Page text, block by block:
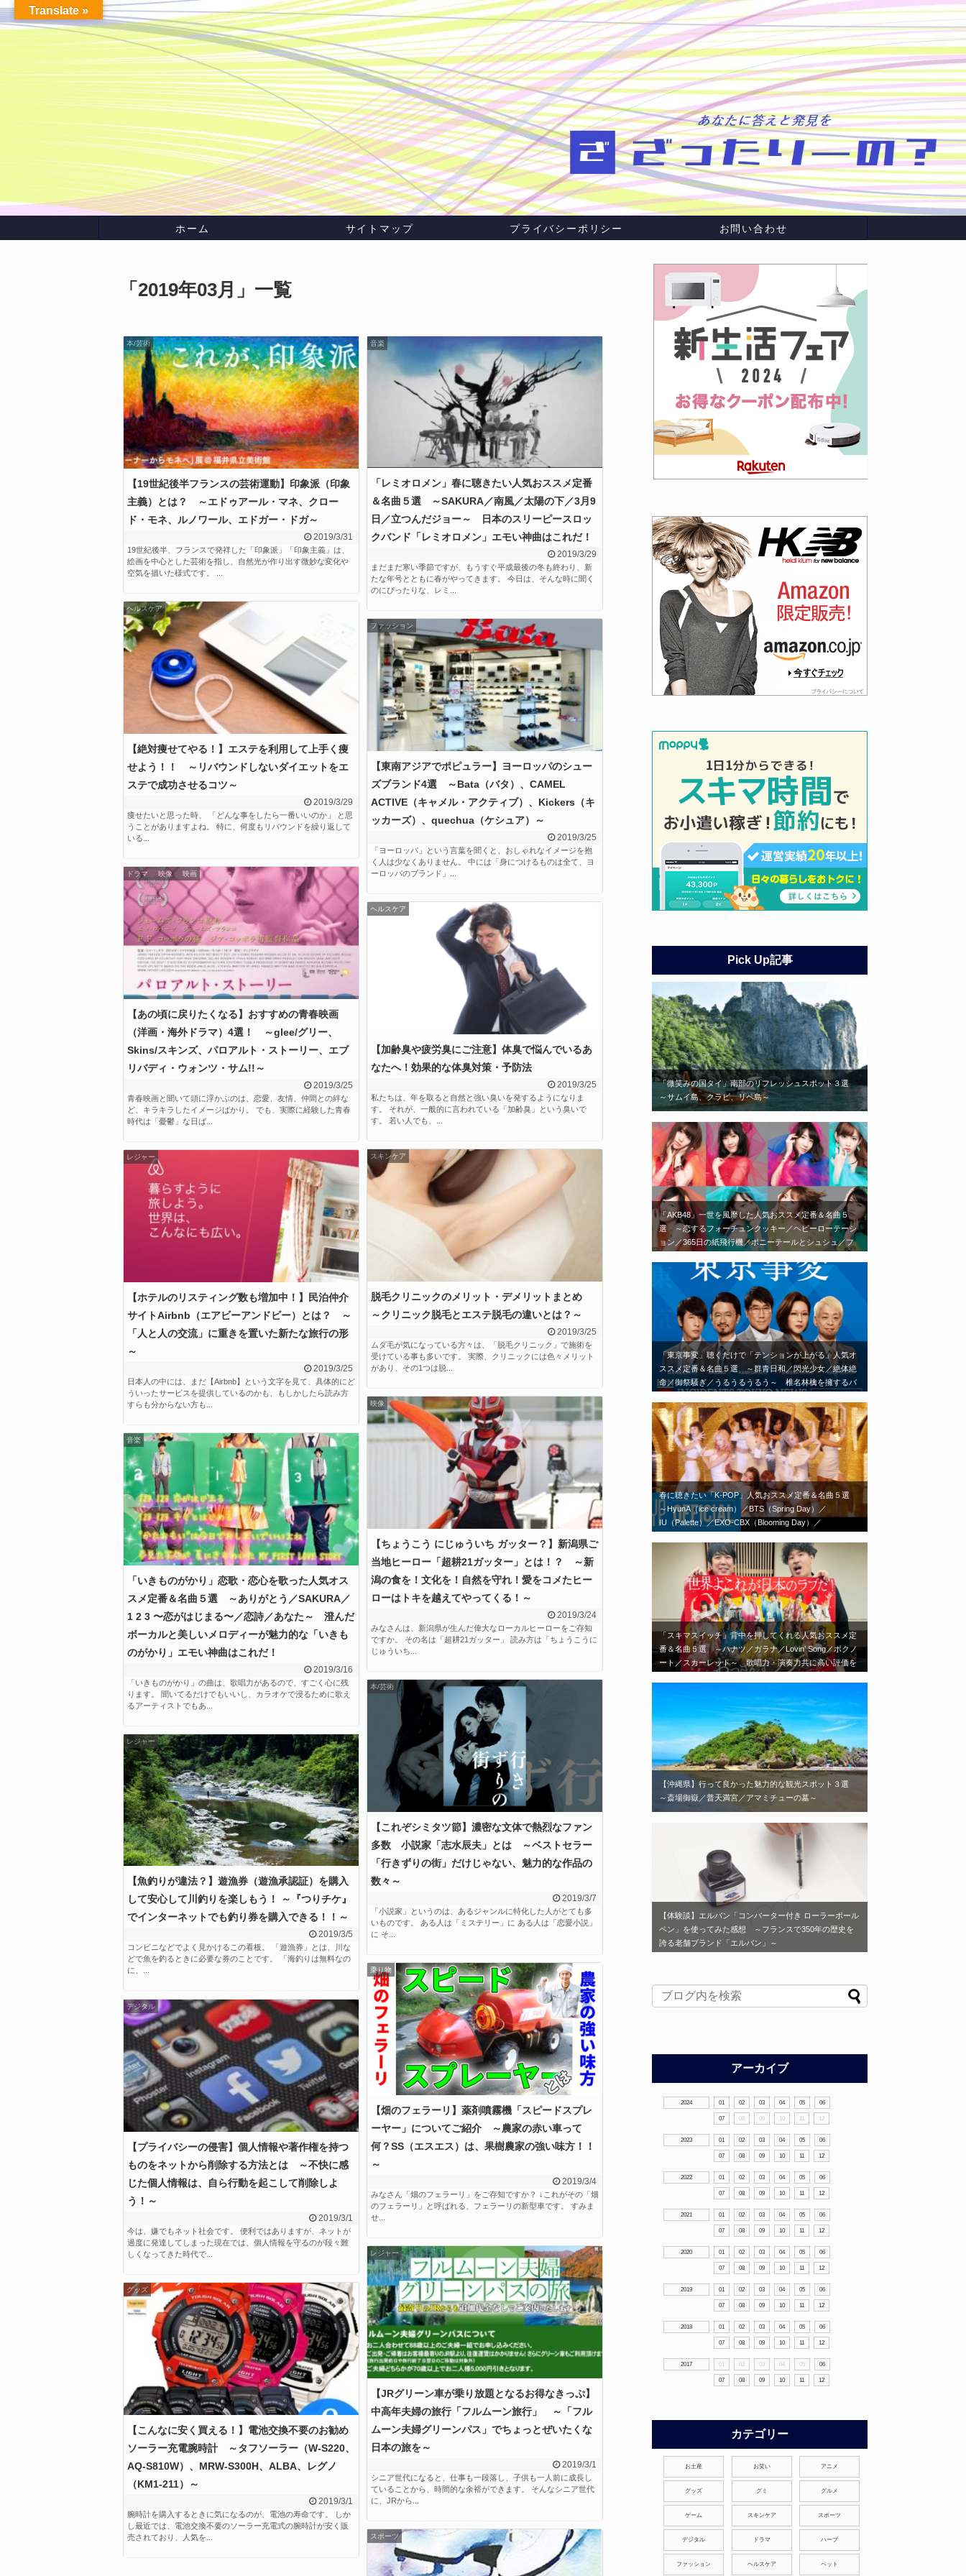
ホーム サイトマップ プライバシーポリシー お問い合わせ
「 2019年03月 」 一覧
【19世紀後半フランスの芸術運動】印象派（印象
主義）とは？ ～エドゥアール・マネ、クロー
ド・モネ、ルノワール、エドガー・ドガ～
2019/3/31
本/芸術
19世紀後半、フランスで発祥した「印象派」「印象主義」は、
絵画を中心とした芸術を指し、自然光が作り出す微妙な変化や
空気を描いた様式です。 ...
「レミオロメン」春に聴きたい人気おススメ定番
＆名曲５選 ～SAKURA／南風／太陽の下／3月9
日／立つんだジョー～ 日本のスリーピースロッ
クバンド「レミオロメン」エモい神曲はこれだ！
2019/3/29
音楽
まだまだ寒い季節ですが、もうすぐ平成最後の冬も終わり、新
たな年号とともに春がやってきます。 今日は、そんな時に聞く
のにぴったりな、レミ...
【絶対痩せてやる！】エステを利用して上手く痩
せよう！！ ～リバウンドしないダイエットをエ
ステで成功させるコツ～
2019/3/29
ヘルスケア
痩せたいと思った時、 「どんな事をしたら一番いいのか」 と思
うことがありますよね。 特に、何度もリバウンドを繰り返して
いる...
【東南アジアでポピュラー】ヨーロッパのシュー
ズブランド4選 ～Bata（バタ）、CAMEL
ACTIVE（キャメル・アクティブ）、Kickers（キ
ッカーズ）、quechua（ケシュア）～
2019/3/25
ファッション
「ヨーロッパ」という言葉を聞くと、おしゃれなイメージを抱
く人は少なくありません。 中には「身につけるものは全て、ヨ
ーロッパのブランド」...
【あの頃に戻りたくなる】おすすめの青春映画
（洋画・海外ドラマ）4選！ ～glee/グリー、
Skins/スキンズ、パロアルト・ストーリー、エブ
リバディ・ウォンツ・サム!!～
2019/3/25
ドラマ 映像 , 映画
青春映画と聞いて頭に浮かぶのは、恋愛、友情、仲間との絆な
ど、キラキラしたイメージばかり。 でも、実際に経験した青春
時代は「憂鬱」な日ば...
【加齢臭や疲労臭にご注意】体臭で悩んでいるあ
なたへ！効果的な体臭対策・予防法
2019/3/25
ヘルスケア
私たちは、年を取ると自然と強い臭いを発するようになりま
す。 それが、一般的に言われている「加齢臭」という臭いで
す。 若い人でも、...
脱毛クリニックのメリット・デメリットまとめ
～クリニック脱毛とエステ脱毛の違いとは？～
2019/3/25
スキンケア
ムダ毛が気になっている方々は、「脱毛クリニック」で施術を
受けている事も多いです。 実際、クリニックには色々メリット
があり、その1つは脱...
【ホテルのリスティング数も増加中！】民泊仲介
サイトAirbnb（エアビーアンドビー）とは？ ～
「人と人の交流」に重きを置いた新たな旅行の形
～
2019/3/25
レジャー
日本人の中には、まだ【Airbnb】という文字を見て、具体的にど
ういったサービスを提供しているのかも、もしかしたら読み方
すらも分からない方も...
【ちょうこう にじゅういち ガッター？】新潟県ご
当地ヒーロー「超耕21ガッター」とは！？ ～新
潟の食を！文化を！自然を守れ！愛をコメたヒー
ローはトキを越えてやってくる！～
2019/3/24
映像
みなさんは、新潟県が生んだ偉大なローカルヒーローをご存知
ですか。 その名は「超耕21ガッター」 読み方は「ちょうこうに
じゅういち...
「いきものがかり」恋歌・恋心を歌った人気オス
スメ定番＆名曲５選 ～ありがとう／SAKURA／
1 2 3 〜恋がはじまる〜／恋詩／あなた～ 澄んだ
ボーカルと美しいメロディーが魅力的な「いきも
のがかり」エモい神曲はこれだ！
2019/3/16
音楽
「いきものがかり」の曲は、歌唱力があるので、すごく心に残
ります。 聞いてるだけでもいいし、カラオケで浸るために歌え
るアーティストでもあ...
【これぞシミタツ節】濃密な文体で熱烈なファン
多数 小説家「志水辰夫」とは ～ベストセラー
「行きずりの街」だけじゃない、魅力的な作品の
数々～
2019/3/7
本/芸術
「小説家」というのは、あるジャンルに特化した人がとても多
いものです。 ある人は「ミステリー」に ある人は「恋愛小説」
に そ...
【魚釣りが違法？】遊漁券（遊漁承認証）を購入
して安心して川釣りを楽しもう！ ～『つりチケ』
でインターネットでも釣り券を購入できる！！～
2019/3/5
レジャー
コンビニなどでよく見かけるこの看板。 「遊漁券」とは、川な
どで魚を釣るときに必要な券のことです。 「海釣りは無料なの
に、...
【畑のフェラーリ】薬剤噴霧機「スピードスプレ
ーヤー」についてご紹介 ～農家の赤い車って
何？SS（エスエス）は、果樹農家の強い味方！！
～
2019/3/4
乗り物
みなさん「畑のフェラーリ」をご存知ですか？ ↓これがその「畑
のフェラーリ」と呼ばれる、フェラーリの新型車です。 すみま
せ...
【プライバシーの侵害】個人情報や著作権を持つ
ものをネットから削除する方法とは ～不快に感
じた個人情報は、自ら行動を起こして削除しよ
う！～
2019/3/1
デジタル
今は、嫌でもネット社会です。 便利ではありますが、ネットが
過度に発達してしまった現在では、個人情報を守るのが段々難
しくなってきた時代で...
【JRグリーン車が乗り放題となるお得なきっぷ】
中高年夫婦の旅行「フルムーン旅行」 ～「フル
ムーン夫婦グリーンパス」でちょっとぜいたくな
日本の旅を～
2019/3/1
レジャー
シニア世代になると、仕事も一段落し、子供も一人前に成長し
ていることから、時間的な余裕ができます。 そんなシニア世代
に、JRから...
【こんなに安く買える！】電池交換不要のお勧め
ソーラー充電腕時計 ～タフソーラー（W-S220、
AQ-S810W）、MRW-S300H、ALBA、レグノ
（KM1-211）～
2019/3/1
グッズ
腕時計を購入するときに気になるのが、電池の寿命です。 しか
し最近では、電池交換不要のソーラー充電式の腕時計が安く販
売されており、人気を...
スポーツ
Pick Up記事
「微笑みの国タイ」南部のリフレッシュスポット３選
～サムイ島、クラビ、リペ島～
「AKB48」一世を風靡した人気おススメ定番＆名曲５
選 ～恋するフォーチュンクッキー／ヘビーローテーシ
ョン／365日の紙飛行機／ポニーテールとシュシュ／フ
がコンセプトの「AKB48」エモい神曲はこれだ！
「東京事変」聴くだけで「テンションが上がる」人気オ
ススメ定番＆名曲５選 ～群青日和／閃光少女／絶体絶
命／御祭騒ぎ／うるうるうるう～ 椎名林檎を擁するバ
春に聴きたい「K-POP」人気おススメ定番＆名曲５選
～HyunA（ice cream）／BTS（Spring Day）／
IU（Palette）／EXO-CBX（Blooming Day）／
神曲はこれだ！
「スキマスイッチ」背中を押してくれる人気おススメ定
番＆名曲５選 ～ハナツ／ガラナ／Lovin’ Song／ボクノ
ート／スカーレット～ 歌唱力・演奏力共に高い評価を
【沖縄県】行って良かった魅力的な観光スポット３選
～斎場御嶽／普天満宮／アマミチューの墓～
【体験談】エルバン「コンバーター付き ローラーボール
ペン」を使ってみた感想 ～フランスで350年の歴史を
誇る老舗ブランド「エルバン」～
アーカイブ
2024 01 02 03 04 05 06
07 08 09 10 11 12
2023 01 02 03 04 05 06
07 08 09 10 11 12
2022 01 02 03 04 05 06
07 08 09 10 11 12
2021 01 02 03 04 05 06
07 08 09 10 11 12
2020 01 02 03 04 05 06
07 08 09 10 11 12
2019 01 02 03 04 05 06
07 08 09 10 11 12
2018 01 02 03 04 05 06
07 08 09 10 11 12
2017 01 02 03 04 05 06
07 08 09 10 11 12
カテゴリー
お土産 お笑い アニメ
グッズ グミ グルメ
ゲーム スキンケア スポーツ
デジタル ドラマ ハーブ
ファッション ヘルスケア ペット
Translate »